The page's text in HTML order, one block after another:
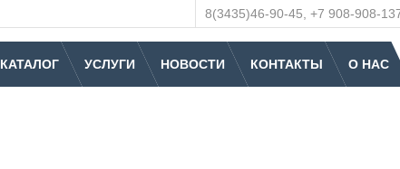
8(3435)46-90-45, +7 908-908-
КАТАЛОГ УСЛУГИ НОВОСТИ КОНТАКТЫ О НАС